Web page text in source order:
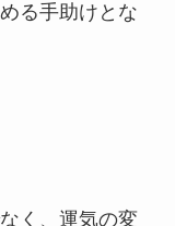
る手助けとな
く、運気の変